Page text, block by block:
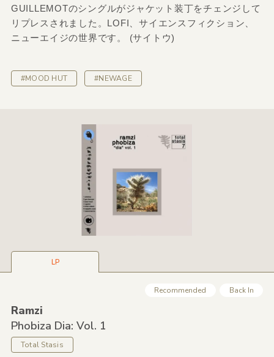
GUILLEMOTのシングルがジャケット装丁をチェンジして
リプレスされました。LOFI、サイエンスフィクション、
ニューエイジの世界です。 (サイトウ)
#MOOD HUT #NEWAGE
LP
Recommended Back In
Ramzi
Phobiza Dia: Vol. 1
Total Stasis